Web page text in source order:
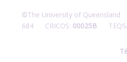
©The University of
684 CRICOS: 00025B